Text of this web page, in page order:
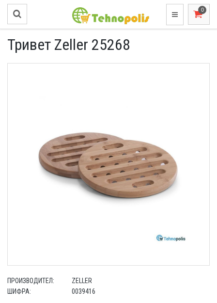
Тривет Zeller 25268
ПРОИЗВОДИТЕЛ:
ZELLER
ШИФРА:
0039416